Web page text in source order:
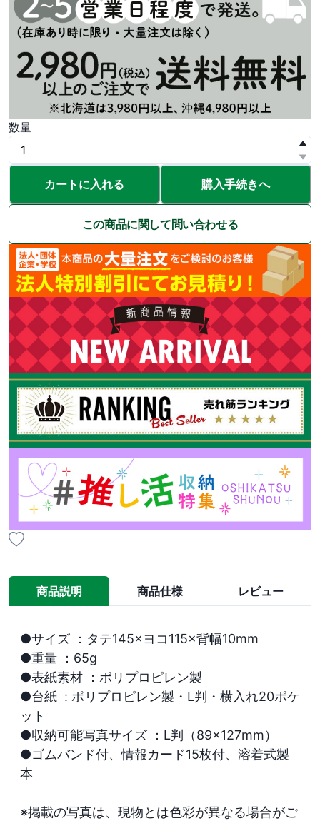
数量
カートに入れる 購入手続きへ
この商品に関して問い合わせる
商品説明 商品仕様 レビュー
●サイズ ：タテ145×ヨコ115×背幅10mm
●重量 ：65g
●表紙素材 ：ポリプロピレン製
●台紙  : ポリプロピレン製・L判・横入れ20ポケ
ット
●収納可能写真サイズ ：L判（89×127mm）
●ゴムバンド付、情報カード15枚付、溶着式製
本
※掲載の写真は、現物とは色彩が異なる場合がご